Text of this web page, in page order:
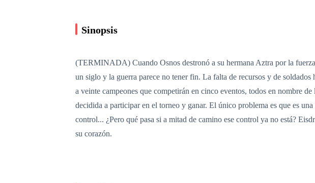
Sinopsis
(TERMINADA) Cuando Osnos destronó a su hermana Aztra por la
un siglo y la guerra parece no tener fin. La falta de recursos y de
a veinte campeones que competirán en cinco eventos, todos en nombre
decidida a participar en el torneo y ganar. El único problema es que es
control... ¿Pero qué pasa si a mitad de camino ese control ya no está?
su corazón.